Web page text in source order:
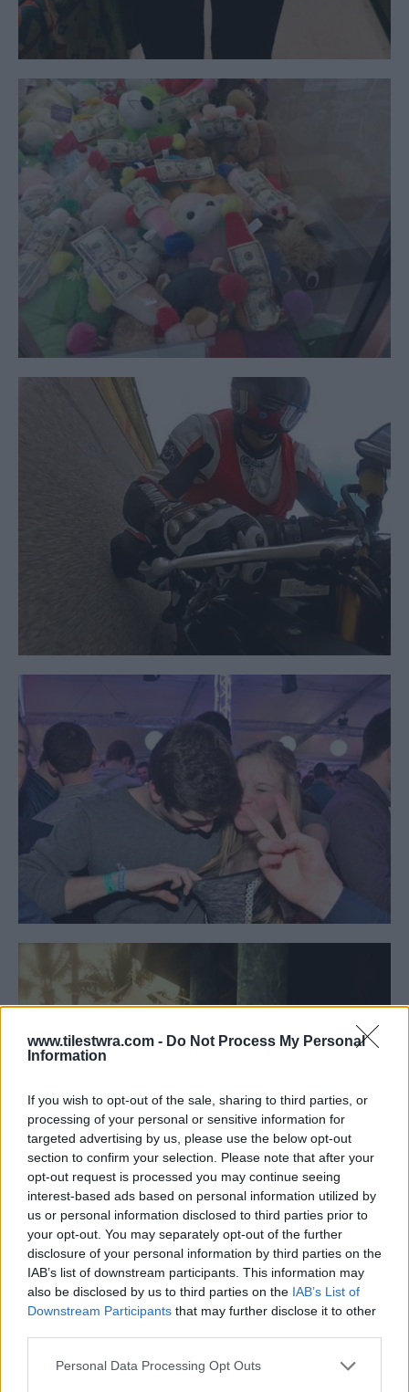
www.tilestwra.com - Do Not Process My Personal
Information
If you wish to opt-out of the sale, sharing to third parties, or
processing of your personal or sensitive information for
targeted advertising by us, please use the below opt-out
section to confirm your selection. Please note that after your
opt-out request is processed you may continue seeing
interest-based ads based on personal information utilized by
us or personal information disclosed to third parties prior to
your opt-out. You may separately opt-out of the further
disclosure of your personal information by third parties on the
IAB’s list of downstream participants. This information may
also be disclosed by us to third parties on the IAB’s List of
Downstream Participants that may further disclose it to other
Personal Data Processing Opt Outs